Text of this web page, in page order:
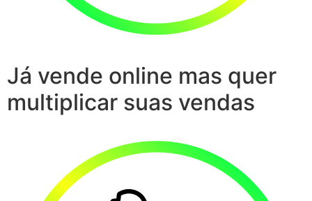
Já vende online mas quer
multiplicar suas vendas